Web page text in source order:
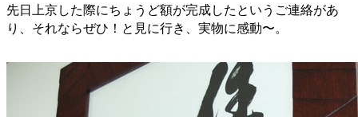
先日上京した際にちょうど額が完成したというご連絡があ
り、それならぜひ！と見に行き、実物に感動〜。